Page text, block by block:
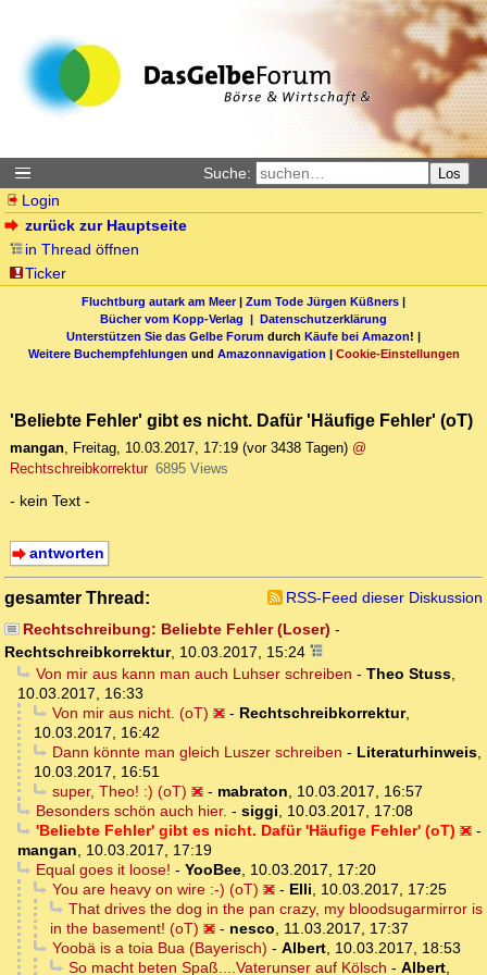
Suche: Los
Login
zurück zur Hauptseite
in Thread öffnen
Ticker
Fluchtburg autark am Meer| Zum Tode Jürgen Küßners |
Bücher vom Kopp-Verlag | Datenschutzerklärung
Unterstützen Sie das Gelbe Forum durch Käufe bei Amazon! |
Weitere Buchempfehlungen und Amazonnavigation | Cookie-Einstellungen
'Beliebte Fehler' gibt es nicht. Dafür 'Häufige Fehler' (oT)
mangan, Freitag, 10.03.2017, 17:19 (vor 3438 Tagen) @
Rechtschreibkorrektur 6895 Views
- kein Text -
antworten
gesamter Thread:
RSS-Feed dieser Diskussion
Rechtschreibung: Beliebte Fehler (Loser) -
Rechtschreibkorrektur, 10.03.2017, 15:24
Von mir aus kann man auch Luhser schreiben - Theo Stuss,
10.03.2017, 16:33
Von mir aus nicht. (oT)
- Rechtschreibkorrektur,
10.03.2017, 16:42
Dann könnte man gleich Luszer schreiben - Literaturhinweis,
10.03.2017, 16:51
super, Theo! :) (oT)
- mabraton, 10.03.2017, 16:57
Besonders schön auch hier. - siggi, 10.03.2017, 17:08
'Beliebte Fehler' gibt es nicht. Dafür 'Häufige Fehler' (oT)
-
mangan, 10.03.2017, 17:19
Equal goes it loose! - YooBee, 10.03.2017, 17:20
You are heavy on wire :-) (oT)
- Elli, 10.03.2017, 17:25
That drives the dog in the pan crazy, my bloodsugarmirror is
in the basement! (oT)
- nesco, 11.03.2017, 17:37
Yoobä is a toia Bua (Bayerisch) - Albert, 10.03.2017, 18:53
So macht beten Spaß....Vaterunser auf Kölsch - Albert,